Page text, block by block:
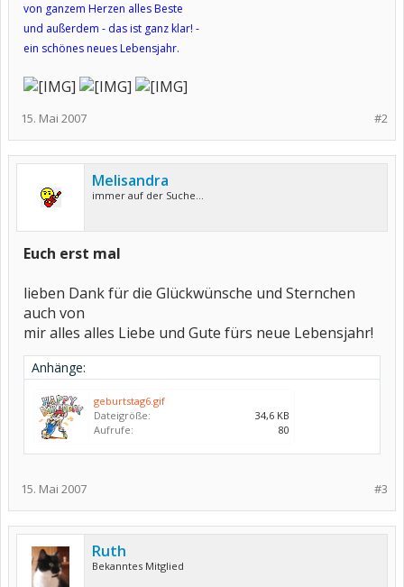
von ganzem Herzen alles Beste
und außerdem - das ist ganz klar! -
ein schönes neues Lebensjahr.
#2
15. Mai 2007
Melisandra
immer auf der Suche...
Euch erst mal
lieben Dank für die Glückwünsche und Sternchen
auch von
mir alles alles Liebe und Gute fürs neue Lebensjahr!
Anhänge:
geburtstag6.gif
Dateigröße:
34,6 KB
Aufrufe:
80
#3
15. Mai 2007
Ruth
Bekanntes Mitglied